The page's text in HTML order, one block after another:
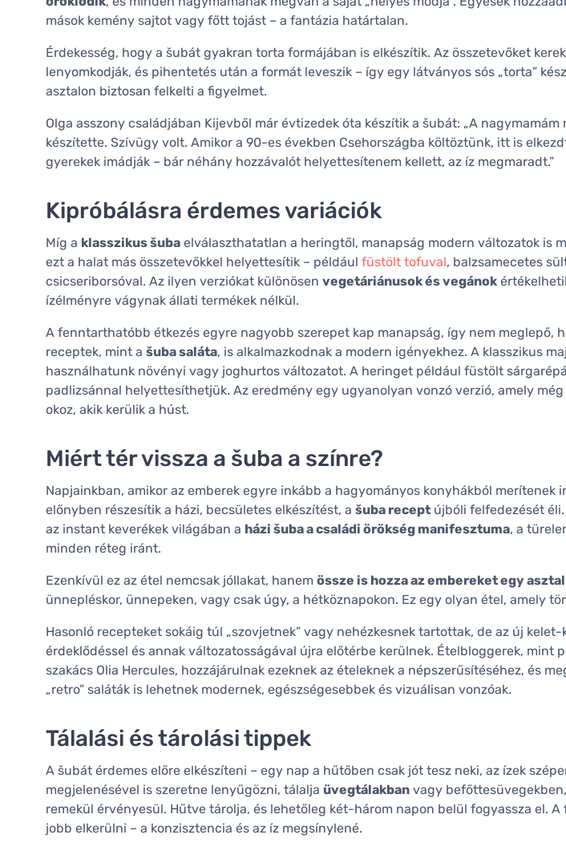
mások kemény sajtot vagy főtt tojást – a fantázia határtalan.
Érdekesség, hogy a šubát gyakran torta formájában is elkészítik. Az összetevőket
lenyomkodják, és pihentetés után a formát leveszik – így egy látványos sós „torta”
asztalon biztosan felkelti a figyelmet.
Olga asszony családjában Kijevből már évtizedek óta készítik a šubát: „A
készítette. Szívügy volt. Amikor a 90-es években Csehországba költöztünk, itt is
gyerekek imádják – bár néhány hozzávalót helyettesítenem kellett, az íz megmaradt.”
Kipróbálásra érdemes variációk
Míg a klasszikus šuba elválaszthatatlan a heringtől, manapság modern változatok is
ezt a halat más összetevőkkel helyettesítik – például füstölt tofuval, balzsamecetes
csicseriborsóval. Az ilyen verziókat különösen vegetáriánusok és vegánok
ízélményre vágynak állati termékek nélkül.
A fenntarthatóbb étkezés egyre nagyobb szerepet kap manapság, így nem meglepő,
receptek, mint a šuba saláta, is alkalmazkodnak a modern igényekhez. A klasszikus
használhatunk növényi vagy joghurtos változatot. A heringet például füstölt
padlizsánnal helyettesíthetjük. Az eredmény egy ugyanolyan vonzó verzió, amely még
okoz, akik kerülik a húst.
Miért tér vissza a šuba a színre?
Napjainkban, amikor az emberek egyre inkább a hagyományos konyhákból merítenek
előnyben részesítik a házi, becsületes elkészítést, a šuba recept újbóli felfedezését
az instant keverékek világában a házi šuba a családi örökség manifesztuma, a
minden réteg iránt.
Ezenkívül ez az étel nemcsak jóllakat, hanem össze is hozza az embereket egy
ünnepléskor, ünnepeken, vagy csak úgy, a hétköznapokon. Ez egy olyan étel, amely
Hasonló recepteket sokáig túl „szovjetnek” vagy nehézkesnek tartottak, de az új
érdeklődéssel és annak változatosságával újra előtérbe kerülnek. Ételbloggerek, mint
szakács Olia Hercules, hozzájárulnak ezeknek az ételeknek a népszerűsítéséhez, és
„retro” saláták is lehetnek modernek, egészségesebbek és vizuálisan vonzóak.
Tálalási és tárolási tippek
A šubát érdemes előre elkészíteni – egy nap a hűtőben csak jót tesz neki, az ízek
megjelenésével is szeretne lenyűgözni, tálalja üvegtálakban vagy
remekül érvényesül. Hűtve tárolja, és lehetőleg két-három napon belül fogyassza el.
jobb elkerülni – a konzisztencia és az íz megsínylené.